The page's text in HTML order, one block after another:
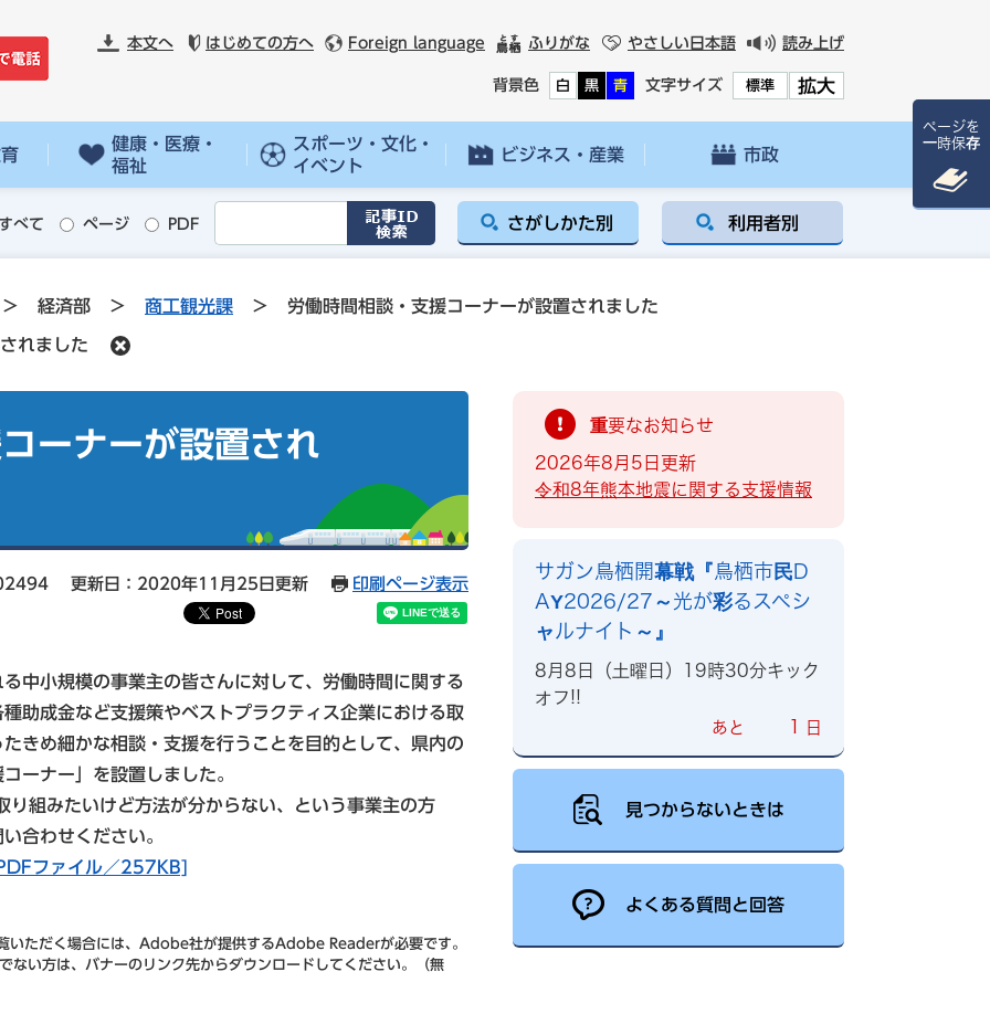
本文へ はじめての方へ Foreign language ふりがな やさしい日本語 読み上げ
背景色 白 黒 青 文字サイズ 標準 拡大
健康・医療・
福祉
スポーツ・文化・
イベント
ビジネス・産業 市政
べて ページ PDF さがしかた別 利用者別
> 経済部 > 商工観光課 > 労働時間相談・支援コーナーが設置されました
れました
ーナーが設置され
更新日：2020年11月25日更新 印刷ページ表示
中小規模の事業主の皆さんに対して、労働時間に関する
助成金など支援策やベストプラクティス企業における取
きめ細かな相談・支援を行うことを目的として、県内の
ーナー」を設置しました。
組みたいけど方法が分からない、という事業主の方
合わせください。
ファイル／257KB]
いただく場合には、Adobe社が提供するAdobe Readerが必要です。
い方は、バナーのリンク先からダウンロードしてください。（無
重要なお知らせ
2026年8月5日更新
令和8年熊本地震に関する支援情報
サガン鳥栖開幕戦『鳥栖市民D
AY2026/27～光が彩るスペシ
ャルナイト～』
8月8日（土曜日）19時30分キック
オフ!!
あと 1 日
見つからないときは
よくある質問と回答
ページを
一時保存